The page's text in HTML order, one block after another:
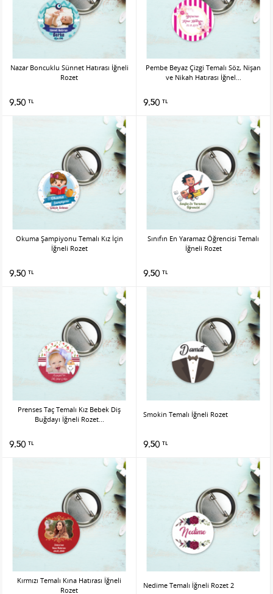
Nazar Boncuklu Sünnet Hatırası İğneli
Rozet
9.50 TL
Pembe Beyaz Çizgi Temalı Söz, Nişan
ve Nikah Hatırası İğnel...
9.50 TL
Okuma Şampiyonu Temalı Kız İçin
İğneli Rozet
9.50 TL
Sınıfın En Yaramaz Öğrencisi Temalı
İğneli Rozet
9.50 TL
Prenses Taç Temalı Kız Bebek Diş
Buğdayı İğneli Rozet...
9.50 TL
Smokin Temalı İğneli Rozet
9.50 TL
Kırmızı Temalı Kına Hatırası İğneli
Rozet
Nedime Temalı İğneli Rozet 2